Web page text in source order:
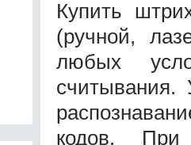
Купить
(ручной,
любых
считывания.
кодов. При